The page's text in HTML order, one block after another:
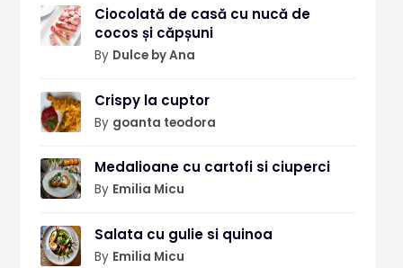
Ciocolată de casă cu nucă de
cocos și căpșuni
By Dulce by Ana
Crispy la cuptor
By goanta teodora
Medalioane cu cartofi si ciuperci
By Emilia Micu
Salata cu gulie si quinoa
By Emilia Micu